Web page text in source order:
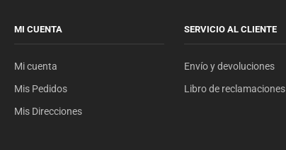
MI CUENTA
Mi cuenta
Mis Pedidos
Mis Direcciones
SERVICIO AL CLIENTE
Envío y devoluciones
Libro de reclamaciones